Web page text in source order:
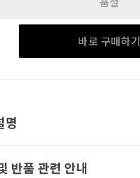
바로 구매하기
명
반품 관련 안내